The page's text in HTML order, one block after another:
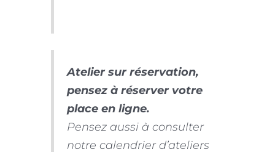
Atelier sur réservation,
pensez à réserver votre
place en ligne.
Pensez aussi à consulter
notre calendrier d’ateliers